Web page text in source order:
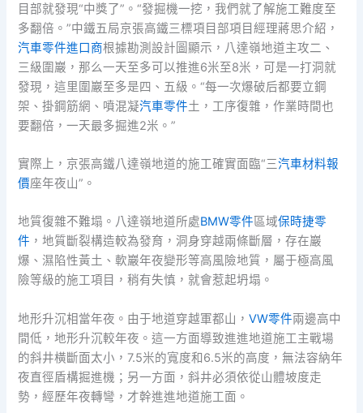
目部就發現“中獎了”。“發掘機一挖，我們就了解施工難度至
多翻倍。”中鐵五局京張高鐵三標項目部項目經理蔣思介紹，
汽車零件進口商根據勘測設計圖顯示，八達嶺地道主攻二、
三級圍巖，那么一天至多可以推進6米至8米，可是一打洞就
發現，這里圍巖至多是四、五級。“每一次爆破后都要立鋼
架、掛鋼筋網、噴混凝汽車零件土，工序復雜，作業時間也
要翻倍，一天最多掘進2米。”
實際上，京張高鐵八達嶺地道的施工確實面臨“三汽車材料報
價座年夜山”。
地質復雜不難塌。八達嶺地道所處BMW零件區域保時捷零
件 ，地質斷裂構造較為發育，洞身穿越兩條斷層，存在巖
爆、濕陷性黃土、軟巖年夜變形等高風險地質，屬于極高風
險等級的施工項目，稍有失慎，就會惹起坍塌。
地形升沉相當年夜。由于地道穿越軍都山，VW零件兩邊高中
間低，地形升沉較年夜。這一方面導致進進地道施工主戰場
的斜井橫斷面太小，7.5米的寬度和6.5米的高度，無法容納年
夜直徑盾構掘進機；另一方面，斜井必須依從山體坡度走
勢，經歷年夜轉彎，才幹進進地道施工面。